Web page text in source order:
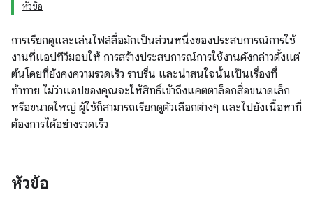
หัวข้อ
การเรียกดูและเล่นไฟล์สื่อมักเป็นส่วนหนึ่งของประสบการณ์การใช้
งานที่แอปทีวีมอบให้ การสร้างประสบการณ์การใช้งานดังกล่าวตั้งแต่
ต้นโดยที่ยังคงความรวดเร็ว ราบรื่น และน่าสนใจนั้นเป็นเรื่องที่
ท้าทาย ไม่ว่าแอปของคุณจะให้สิทธิ์เข้าถึงแคตตาล็อกสื่อขนาดเล็ก
หรือขนาดใหญ่ ผู้ใช้ก็สามารถเรียกดูตัวเลือกต่างๆ และไปยังเนื้อหาที่
ต้องการได้อย่างรวดเร็ว
หัวข้อ